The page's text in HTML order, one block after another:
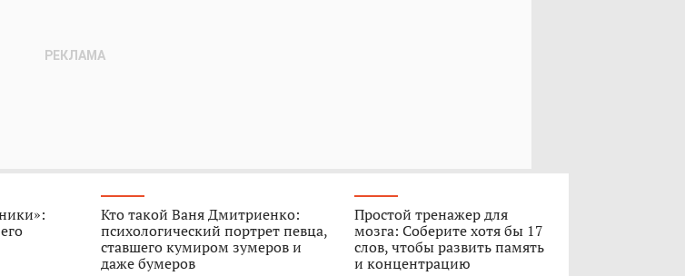
Кто такой Ваня Дмитриенко:
психологический портрет певца,
ставшего кумиром зумеров и
даже бумеров
Простой тренажер для
мозга: Соберите хотя бы 17
слов, чтобы развить память
и концентрацию